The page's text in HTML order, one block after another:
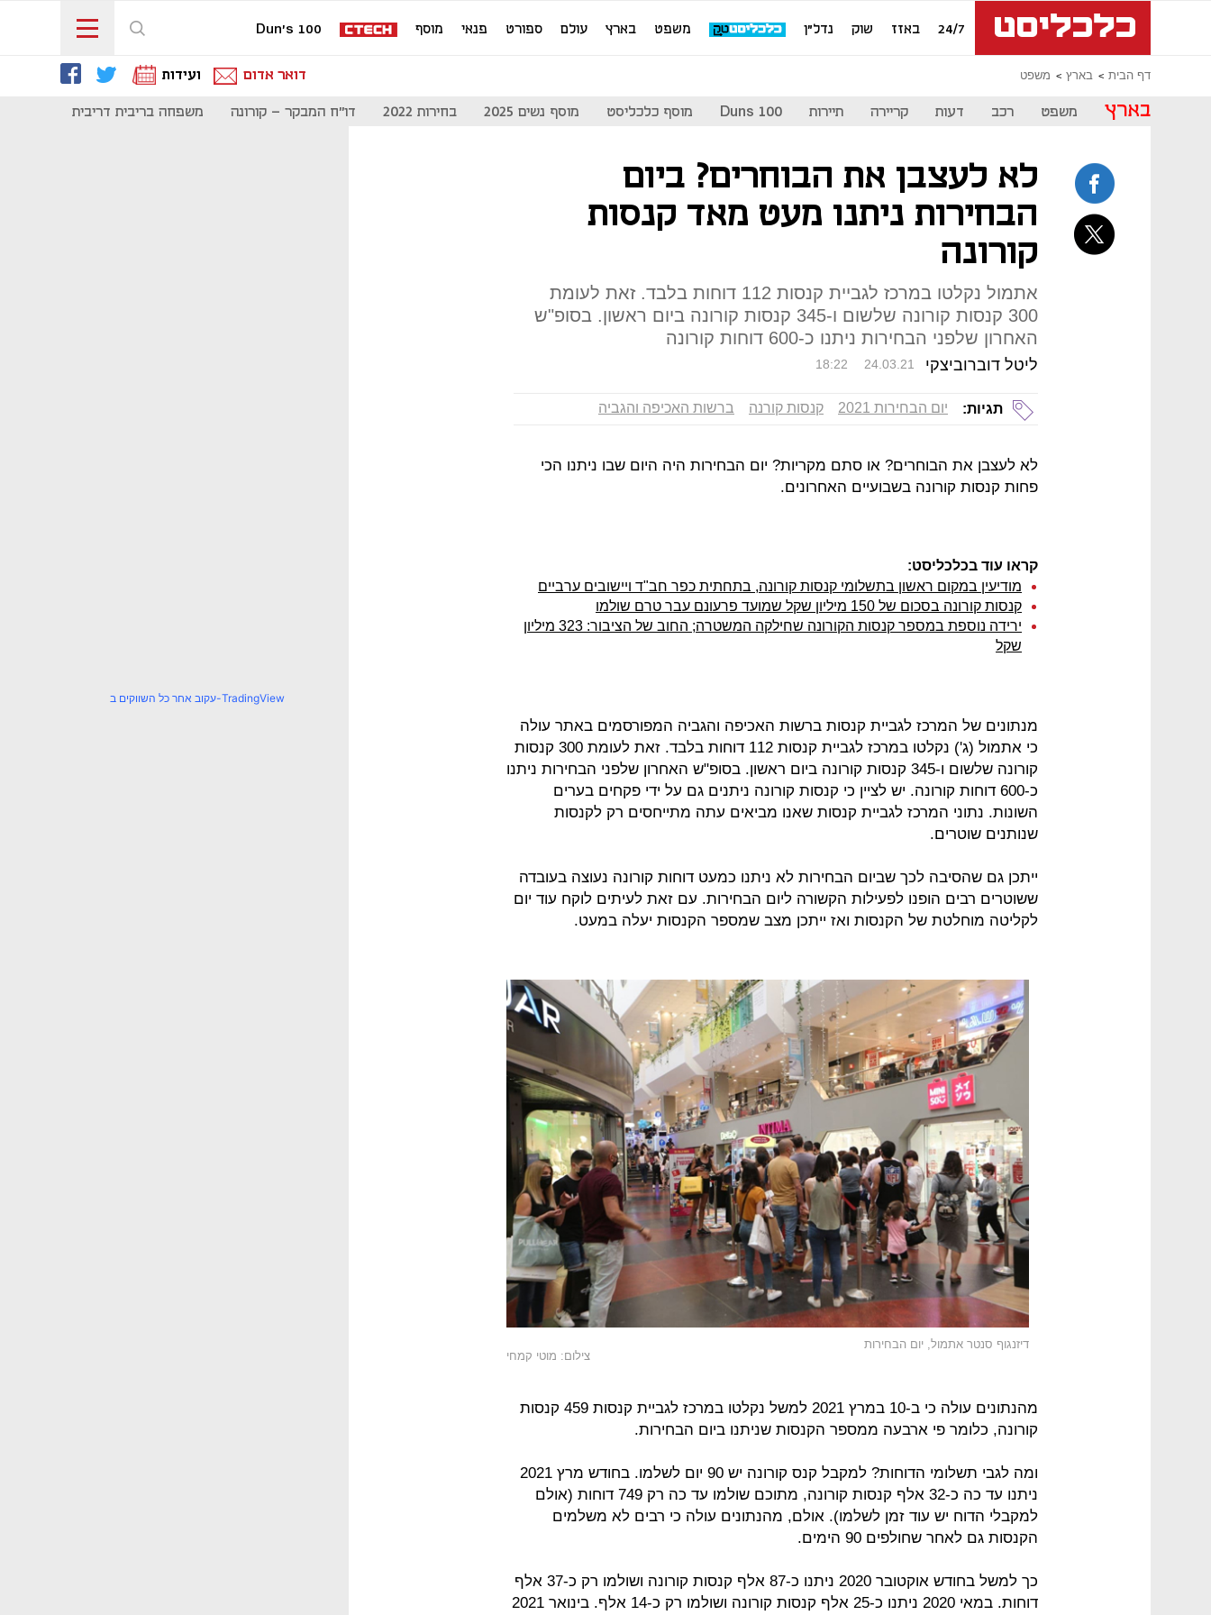
24/7 באזז שוק נדל"ן משפט בארץ עולם ספורט פנאי מוסף Dun's 100
דף הבית בארץ משפט דואר אדום ועידות
בארץ משפט רכב דעות קריירה תיירות Duns 100 מוסף כלכליסט מוסף נשים 2025 בחירות 2022 דו"ח המבקר - קורונה משפחה בריבית דריבית
לא לעצבן את הבוחרים? ביום
הבחירות ניתנו מעט מאד קנסות
קורונה
אתמול נקלטו במרכז לגביית קנסות 112 דוחות בלבד. זאת לעומת
300 קנסות קורונה שלשום ו-345 קנסות קורונה ביום ראשון. בסופ"ש
האחרון שלפני הבחירות ניתנו כ-600 דוחות קורונה
ליטל דוברוביצקי 18:22 24.03.21
תגיות: יום הבחירות 2021 קנסות קורנה ברשות האכיפה והגביה
לא לעצבן את הבוחרים? או סתם מקריות? יום הבחירות היה היום שבו ניתנו הכי
פחות קנסות קורונה בשבועיים האחרונים.
קראו עוד בכלכליסט:
מודיעין במקום ראשון בתשלומי קנסות קורונה, בתחתית כפר חב"ד ויישובים ערביים
קנסות קורונה בסכום של 150 מיליון שקל שמועד פרעונם עבר טרם שולמו
ירידה נוספת במספר קנסות הקורונה שחילקה המשטרה; החוב של הציבור: 323 מיליון
שקל
מנתונים של המרכז לגביית קנסות ברשות האכיפה והגביה המפורסמים באתר עולה
כי אתמול (ג') נקלטו במרכז לגביית קנסות 112 דוחות בלבד. זאת לעומת 300 קנסות
קורונה שלשום ו-345 קנסות קורונה ביום ראשון. בסופ"ש האחרון שלפני הבחירות ניתנו
כ-600 דוחות קורונה. יש לציין כי קנסות קורונה ניתנים גם על ידי פקחים בערים
השונות. נתוני המרכז לגביית קנסות שאנו מביאים עתה מתייחסים רק לקנסות
שנותנים שוטרים.
ייתכן גם שהסיבה לכך שביום הבחירות לא ניתנו כמעט דוחות קורונה נעוצה בעובדה
ששוטרים רבים הופנו לפעילות הקשורה ליום הבחירות. עם זאת לעיתים לוקח עוד יום
לקליטה מוחלטת של הקנסות ואז ייתכן מצב שמספר הקנסות יעלה במעט.
דיזנגוף סנטר אתמול, יום הבחירות
צילום: מוטי קמחי
מהנתונים עולה כי ב-10 במרץ 2021 למשל נקלטו במרכז לגביית קנסות 459 קנסות
קורונה, כלומר פי ארבעה ממספר הקנסות שניתנו ביום הבחירות.
ומה לגבי תשלומי הדוחות? למקבל קנס קורונה יש 90 יום לשלמו. בחודש מרץ 2021
ניתנו עד כה כ-32 אלף קנסות קורונה, מתוכם שולמו עד כה רק 749 דוחות (אולם
למקבלי הדוח יש עוד זמן לשלמו). אולם, מהנתונים עולה כי רבים לא משלמים
הקנסות גם לאחר שחולפים 90 הימים.
כך למשל בחודש אוקטובר 2020 ניתנו כ-87 אלף קנסות קורונה ושולמו רק כ-37 אלף
דוחות. במאי 2020 ניתנו כ-25 אלף קנסות קורונה ושולמו רק כ-14 אלף. בינואר 2021
עקוב אחר כל השווקים ב-TradingView